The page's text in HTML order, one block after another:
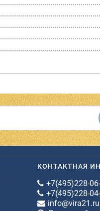
КОНТАКТНАЯ
+7(495)228-
+7(495)228-
info@vira21.ru